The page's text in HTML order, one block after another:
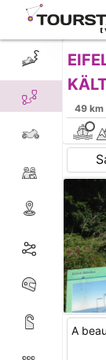
49 km
A